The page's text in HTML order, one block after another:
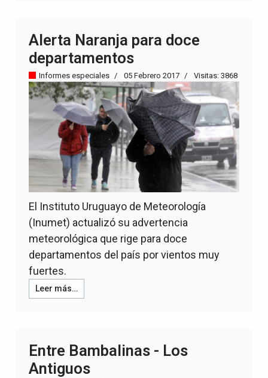
Alerta Naranja para doce
departamentos
Informes especiales 05 Febrero 2017 Visitas: 3868
El Instituto Uruguayo de Meteorología
(Inumet) actualizó su advertencia
meteorológica que rige para doce
departamentos del país por vientos muy
fuertes.
Leer más…
Entre Bambalinas - Los
Antiguos